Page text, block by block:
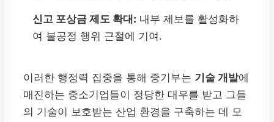
신고 포상금 제도 확대: 내부 제보를 활성화하
여 불공정 행위 근절에 기여.
이러한 행정력 집중을 통해 중기부는 기술 개발에
매진하는 중소기업들이 정당한 대우를 받고 그들
의 기술이 보호받는 산업 환경을 구축하는 데 모